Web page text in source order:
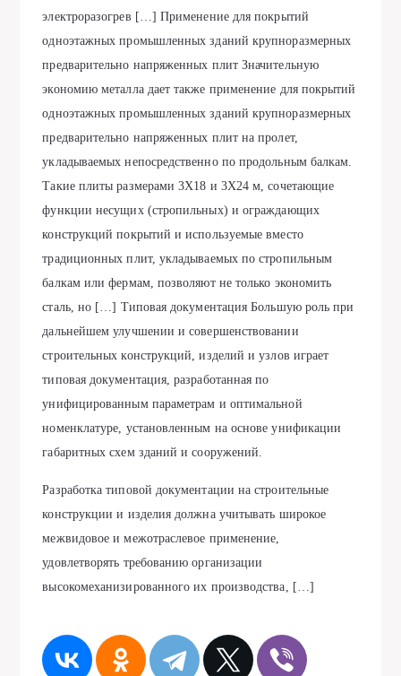
электроразогрев […] Применение для покрытий
одноэтажных промышленных зданий крупноразмерных
предварительно напряженных плит Значительную
экономию металла дает также применение для покрытий
одноэтажных промышленных зданий крупноразмерных
предварительно напряженных плит на пролет,
укладываемых непосредственно по продольным балкам.
Такие плиты размерами 3X18 и 3X24 м, сочетающие
функции несущих (стропильных) и ограждающих
конструкций покрытий и используемые вместо
традиционных плит, укладываемых по стропильным
балкам или фермам, позволяют не только экономить
сталь, но […] Типовая документация Большую роль при
дальнейшем улучшении и совершенствовании
строительных конструкций, изделий и узлов играет
типовая документация, разработанная по
унифицированным параметрам и оптимальной
номенклатуре, установленным на основе унификации
габаритных схем зданий и сооружений.
Разработка типовой документации на строительные
конструкции и изделия должна учитывать широкое
межвидовое и межотраслевое применение,
удовлетворять требованию организации
высокомеханизированного их производства, […]